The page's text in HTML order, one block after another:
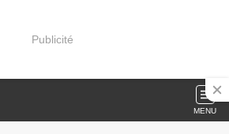
Publicité
MENU